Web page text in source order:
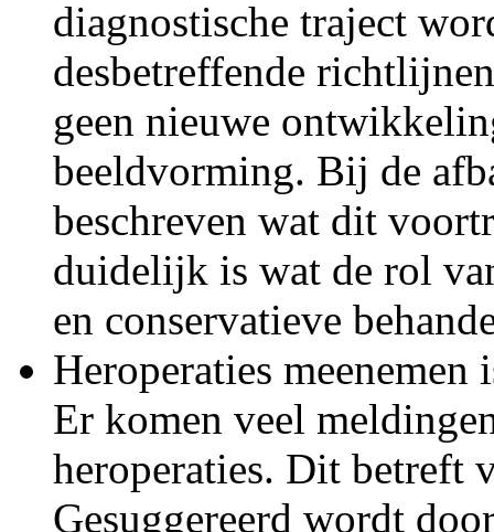
diagnostische traject
desbetreffende
geen nieuwe
beeldvorming. Bij de
beschreven wat dit
duidelijk is wat de rol
en conservatieve
Heroperaties
Er komen veel
heroperaties. Dit betreft
Gesuggereerd wordt